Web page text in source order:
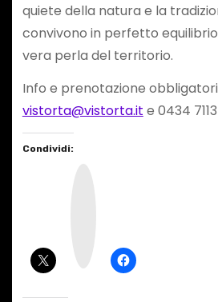
quiete della natura e la
convivono in perfetto
vera perla del territorio.
Info e prenotazione
vistorta@vistorta.it e 0434
Condividi: